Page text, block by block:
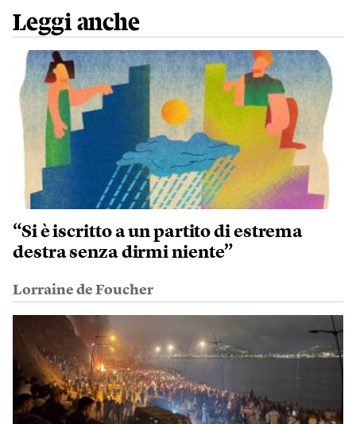
Leggi anche
“Si è iscritto a un partito di estrema
destra senza dirmi niente”
Lorraine de Foucher